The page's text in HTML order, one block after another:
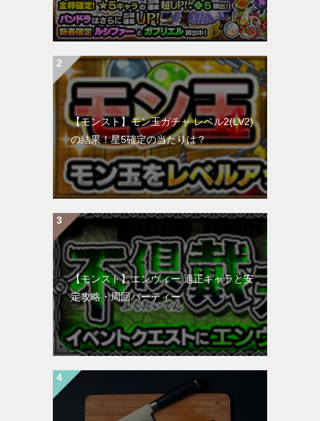
【モンスト】モン玉ガチャ レベル2(LV2)
の結果！星5確定の当たりは？
【モンスト】エンヴィー 適正キャラと安
定攻略・周回パーティー